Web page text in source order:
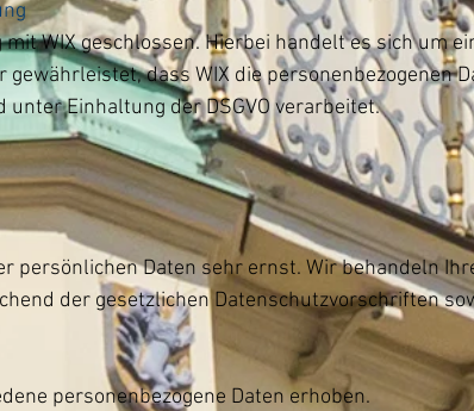
WIX geschlossen. Hierbei handelt es sich um
dass WIX die personenbezogenen
Einhaltung der DSGVO verarbeitet.
persönlichen Daten sehr ernst. Wir behandeln
der gesetzlichen Datenschutzvorschriften
personenbezogene Daten erhoben.